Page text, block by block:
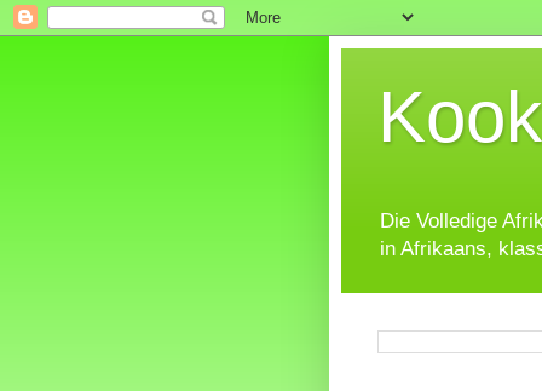
Die Volledige
in Afrikaans,